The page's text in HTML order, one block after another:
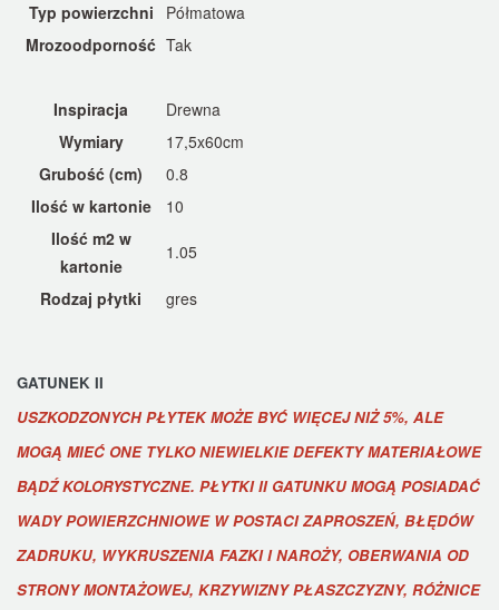
Typ powierzchni
Półmatowa
Mrozoodporność Tak
Inspiracja
Drewna
Wymiary
17,5x60cm
Grubość (cm)
0.8
Ilość w kartonie
10
Ilość m2 w
kartonie
1.05
Rodzaj płytki gres
GATUNEK II
USZKODZONYCH PŁYTEK MOŻE BYĆ WIĘCEJ NIŻ 5%, ALE
MOGĄ MIEĆ ONE TYLKO NIEWIELKIE DEFEKTY MATERIAŁOWE
BĄDŹ KOLORYSTYCZNE. PŁYTKI II GATUNKU MOGĄ POSIADAĆ
WADY POWIERZCHNIOWE W POSTACI ZAPROSZEŃ, BŁĘDÓW
ZADRUKU, WYKRUSZENIA FAZKI I NAROŻY, OBERWANIA OD
STRONY MONTAŻOWEJ, KRZYWIZNY PŁASZCZYZNY, RÓŻNICE